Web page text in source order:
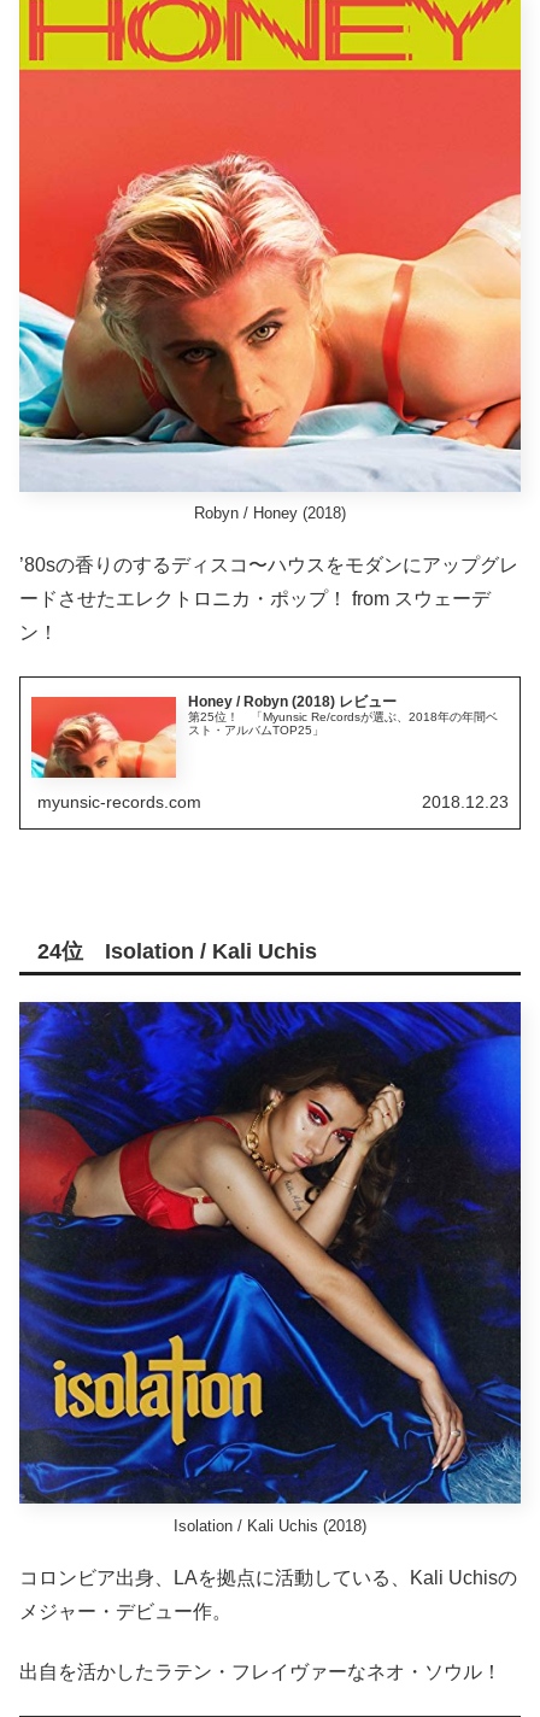
Robyn / Honey (2018)
’80sの香りのするディスコ〜ハウスをモダンにアップグレ
ードさせたエレクトロニカ・ポップ！ from スウェーデ
ン！
Honey / Robyn (2018) レビュー
第25位！ 「Myunsic Re/cordsが選ぶ、2018年の年間ベ
スト・アルバムTOP25」
myunsic-records.com 2018.12.23
24位 Isolation / Kali Uchis
Isolation / Kali Uchis (2018)
コロンビア出身、LAを拠点に活動している、Kali Uchisの
メジャー・デビュー作。
出自を活かしたラテン・フレイヴァーなネオ・ソウル！